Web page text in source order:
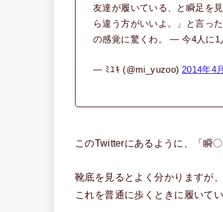
友達が履いている、と瞬足を
ら違う方がいいよ。」と言っ
の感覚に驚くわ。 — 今4人に1
— ﾐﾕｷ (@mi_yuzoo) 2014年4
このTwitterにあるように、「瞬
靴底を見るとよく分かりますが
これを普通に歩くときに履いて